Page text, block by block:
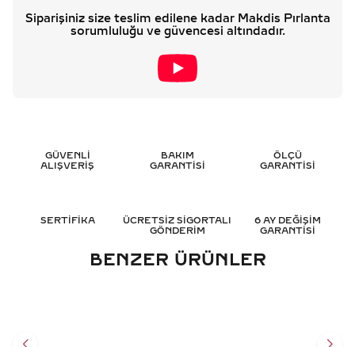
Siparişiniz size teslim edilene kadar Makdis Pırlanta
sorumluluğu ve güvencesi altındadır.
GÜVENLİ
ALIŞVERİŞ
BAKIM
GARANTİSİ
ÖLÇÜ
GARANTİSİ
SERTİFİKA
ÜCRETSİZ SİGORTALI
GÖNDERİM
6 AY DEĞİŞİM
GARANTİSİ
BENZER ÜRÜNLER